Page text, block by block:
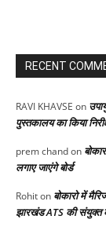
RECENT
RAVI KHAVSE on
पुस्तकालय का किया
prem chandon
लगाए जाएंगे बोर्ड
Rohiton बोकारो में
झारखंड ATS की संयुक्त